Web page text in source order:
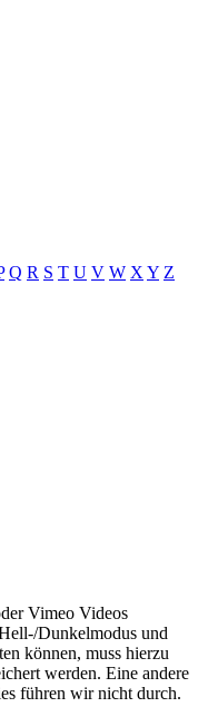
Q R S T U V W X Y Z
Vimeo Videos
Dunkelmodus und
können, muss hierzu
werden. Eine andere
führen wir nicht durch.